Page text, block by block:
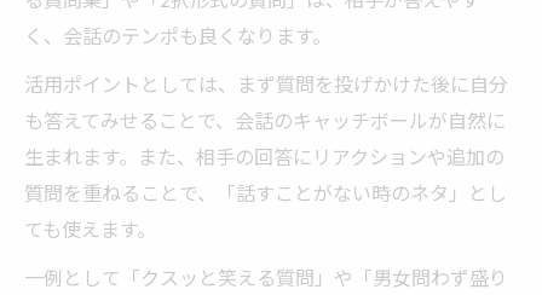
く、会話のテンポも良くなります。
活用ポイントとしては、まず質問を投げかけた後に自分
も答えてみせることで、会話のキャッチボールが自然に
生まれます。また、相手の回答にリアクションや追加の
質問を重ねることで、「話すことがない時のネタ」とし
ても使えます。
一例として「クスッと笑える質問」や「男女問わず盛り